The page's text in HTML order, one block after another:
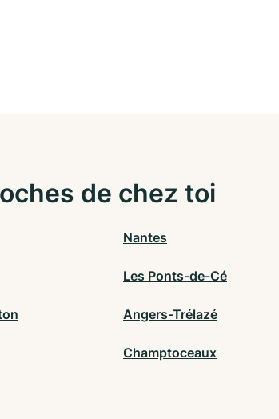
de chez toi
Nantes
Les Ponts-de-Cé
Angers-Trélazé
Champtoceaux